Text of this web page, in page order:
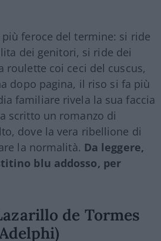
feroce del termine: si ride
dei genitori, si ride dei
roulette coi ceci del cuscus,
dopo pagina, il riso si fa più
familiare rivela la sua faccia
scritto un romanzo di
dove la vera ribellione di
la normalità. Da leggere,
blu addosso, per
de Tormes